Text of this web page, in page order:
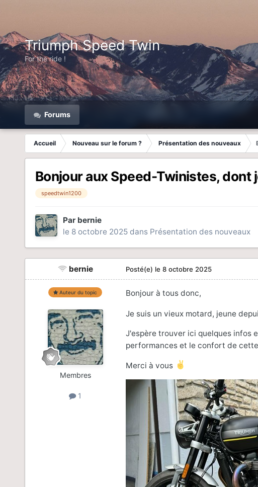
Triumph Speed Twin
For the ride !
Forums
Accueil Nouveau sur le forum ? Présentation des nouveaux
Bonjour aux Speed-Twinistes,
speedtwin1200
Par bernie
le 8 octobre 2025dans Présentation des nouveaux
bernie
Auteur du topic
Membres
1
Posté(e) le 8 octobre 2025
Bonjour à tous donc,
Je suis un vieux motard, jeune
J'espère trouver ici quelques infos
performances et le confort de
Merci à vous